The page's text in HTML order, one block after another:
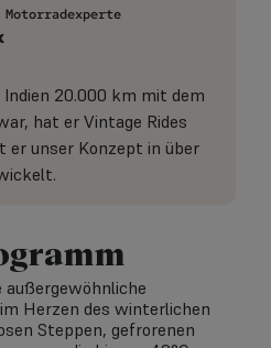
Motorradexperte
20.000 km mit dem
hat er Vintage Rides
er unser Konzept in über
außergewöhnliche
Herzen des winterlichen
Steppen, gefrorenen